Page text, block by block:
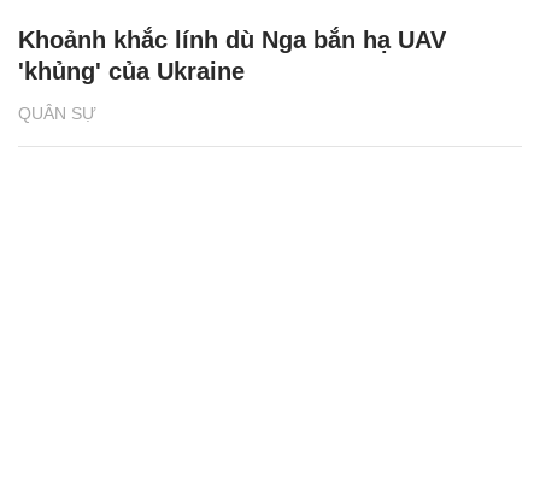
QUÂN SỰ
Khoảnh khắc lính dù Nga bắn hạ UAV
'khủng' của Ukraine